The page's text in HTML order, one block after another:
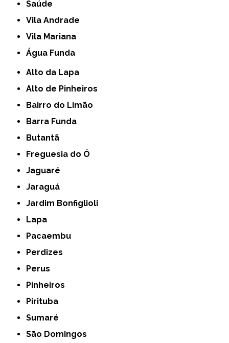
Saúde
Vila Andrade
Vila Mariana
Água Funda
Alto da Lapa
Alto de Pinheiros
Bairro do Limão
Barra Funda
Butantã
Freguesia do Ó
Jaguaré
Jaraguá
Jardim Bonfiglioli
Lapa
Pacaembu
Perdizes
Perus
Pinheiros
Pirituba
Sumaré
São Domingos